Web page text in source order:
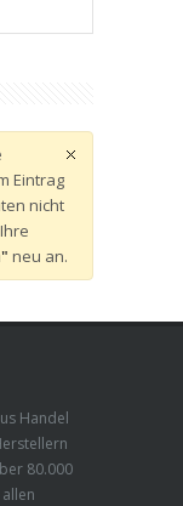
Eintrag
nicht
neu an.
Handel
80.000